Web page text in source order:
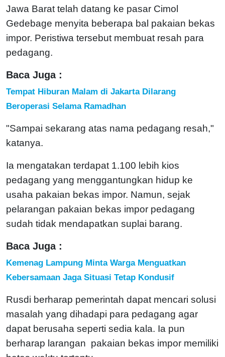
Jawa Barat telah datang ke pasar Cimol
Gedebage menyita beberapa bal pakaian bekas
impor. Peristiwa tersebut membuat resah para
pedagang.
Baca Juga :
Tempat Hiburan Malam di Jakarta Dilarang
Beroperasi Selama Ramadhan
"Sampai sekarang atas nama pedagang resah,"
katanya.
Ia mengatakan terdapat 1.100 lebih kios
pedagang yang menggantungkan hidup ke
usaha pakaian bekas impor. Namun, sejak
pelarangan pakaian bekas impor pedagang
sudah tidak mendapatkan suplai barang.
Baca Juga :
Kemenag Lampung Minta Warga Menguatkan
Kebersamaan Jaga Situasi Tetap Kondusif
Rusdi berharap pemerintah dapat mencari solusi
masalah yang dihadapi para pedagang agar
dapat berusaha seperti sedia kala. Ia pun
berharap larangan pakaian bekas impor memiliki